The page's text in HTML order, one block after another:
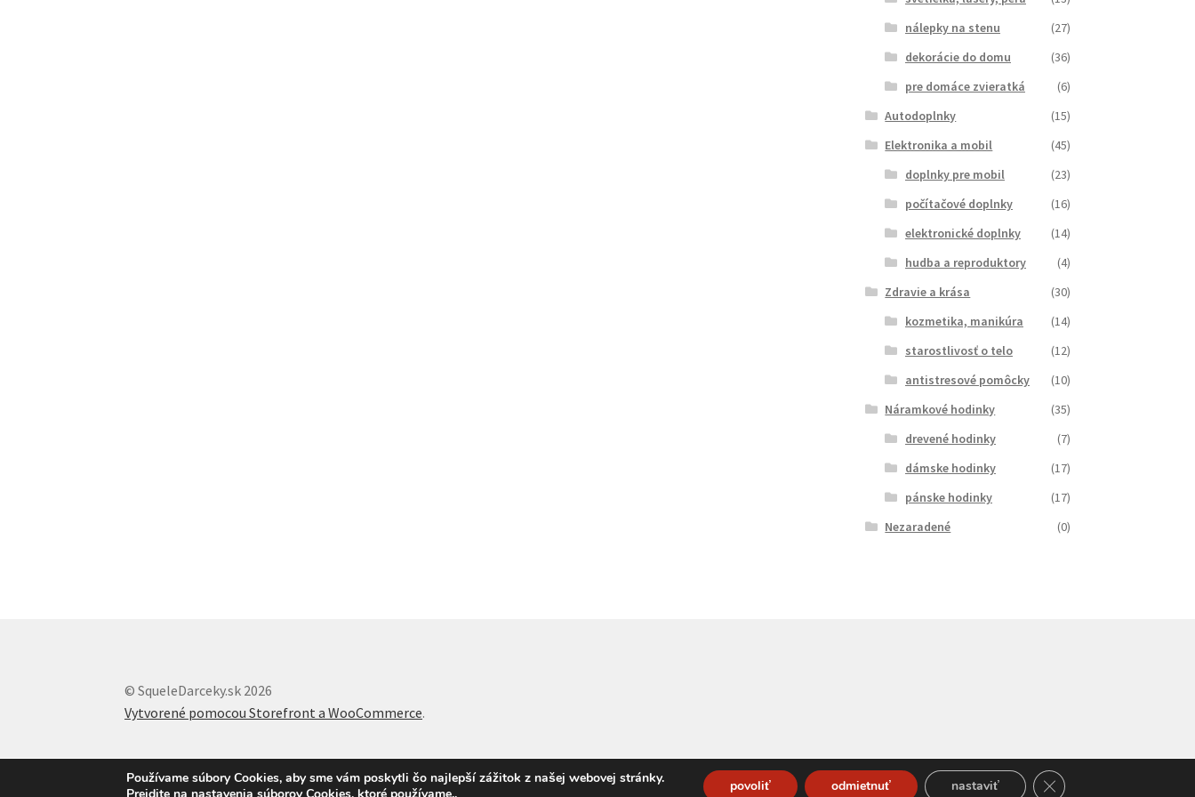
nálepky na stenu
(27)
dekorácie do domu
(36)
pre domáce zvieratká
(6)
Autodoplnky
(15)
Elektronika a mobil
(45)
doplnky pre mobil
(23)
počítačové doplnky
(16)
elektronické doplnky
(14)
hudba a reproduktory
(4)
Zdravie a krása
(30)
kozmetika, manikúra
(14)
starostlivosť o telo
(12)
antistresové pomôcky
(10)
Náramkové hodinky
(35)
drevené hodinky
(7)
dámske hodinky
(17)
pánske hodinky
(17)
Nezaradené
(0)
© SqueleDarceky.sk 2026
Vytvorené pomocou Storefront a WooCommerce.
Používame súbory Cookies, aby sme vám poskytli čo najlepší zážitok z našej webovej stránky.
povoliť odmietnuť nastaviť Close GDPR Cookie